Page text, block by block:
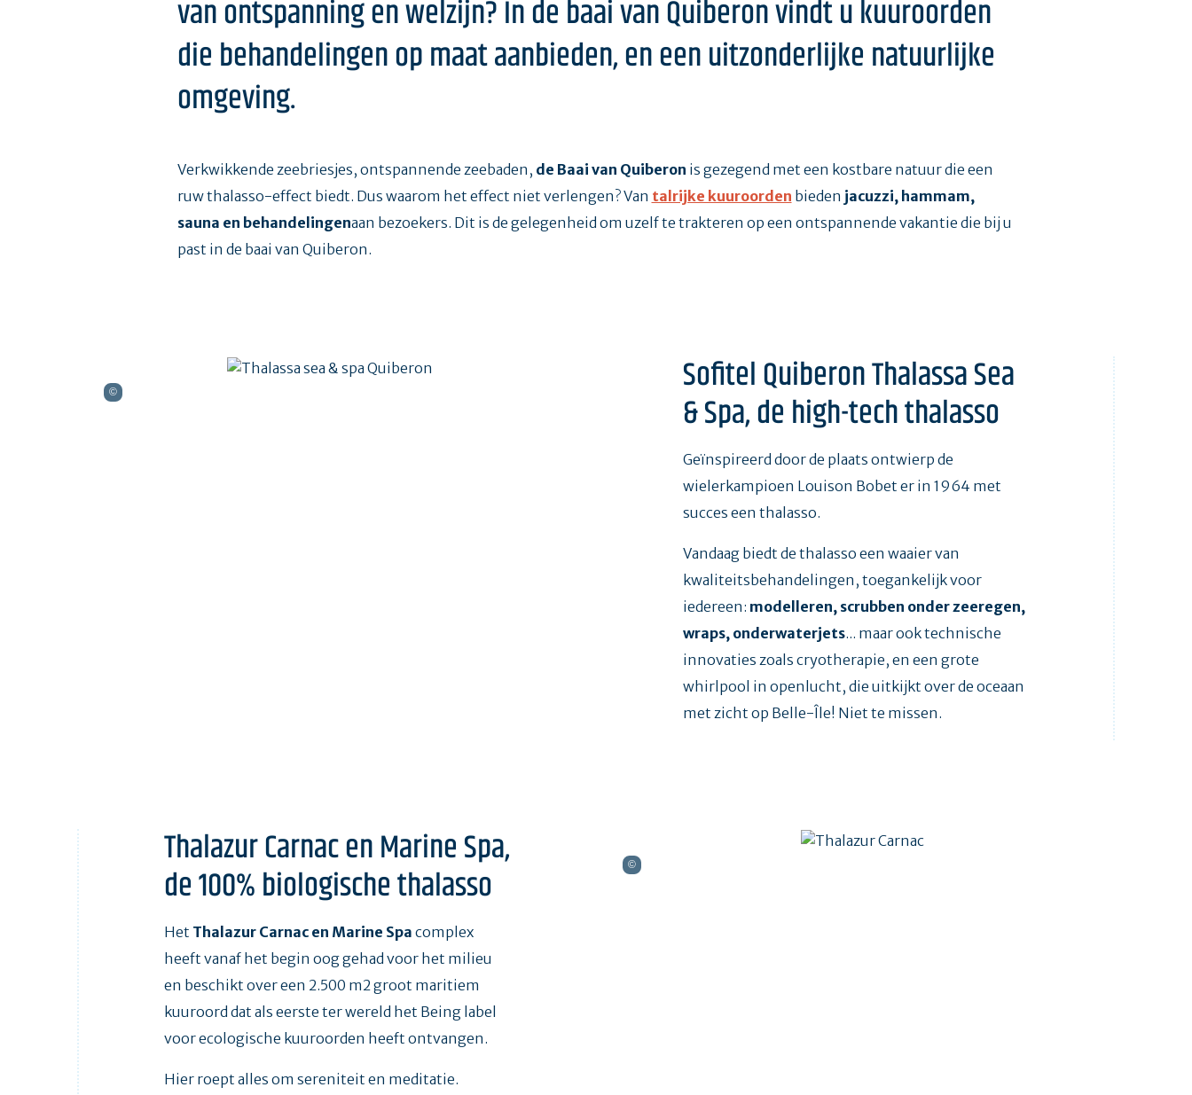
van ontspanning en welzijn? In de baai van Quiberon vindt u kuuroorden
die behandelingen op maat aanbieden, en een uitzonderlijke natuurlijke
omgeving.
Verkwikkende zeebriesjes, ontspannende zeebaden, de Baai van Quiberon is gezegend met een kostbare natuur die een
ruw thalasso-effect biedt. Dus waarom het effect niet verlengen? Van talrijke kuuroorden bieden jacuzzi, hammam,
sauna en behandelingenaan bezoekers. Dit is de gelegenheid om uzelf te trakteren op een ontspannende vakantie die bij u
past in de baai van Quiberon.
Sofitel Quiberon Thalassa Sea
& Spa, de high-tech thalasso
Geïnspireerd door de plaats ontwierp de
wielerkampioen Louison Bobet er in 1964 met
succes een thalasso.
Vandaag biedt de thalasso een waaier van
kwaliteitsbehandelingen, toegankelijk voor
iedereen: modelleren, scrubben onder zeeregen,
wraps, onderwaterjets... maar ook technische
innovaties zoals cryotherapie, en een grote
whirlpool in openlucht, die uitkijkt over de oceaan
met zicht op Belle-Île! Niet te missen.
Thalazur Carnac en Marine Spa,
de 100% biologische thalasso
Het Thalazur Carnac en Marine Spa complex
heeft vanaf het begin oog gehad voor het milieu
en beschikt over een 2.500 m2 groot maritiem
kuuroord dat als eerste ter wereld het Being label
voor ecologische kuuroorden heeft ontvangen.
Hier roept alles om sereniteit en meditatie.